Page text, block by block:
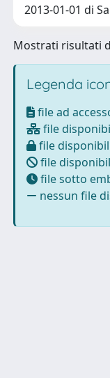
2013-01-01 di
Mostrati risultati
Legenda
file ad
file
file
file
file sotto
nessun file